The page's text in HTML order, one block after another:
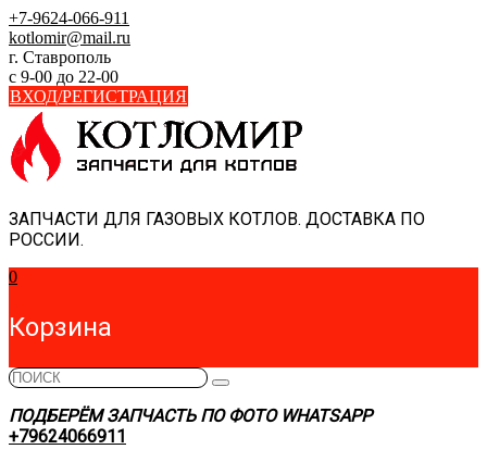
Skip
to
content
+7-9624-066-911
kotlomir@mail.ru
г. Ставрополь
с 9-00 до 22-00
ВХОД/РЕГИСТРАЦИЯ
ЗАПЧАСТИ ДЛЯ ГАЗОВЫХ КОТЛОВ. ДОСТАВКА ПО
РОССИИ.
0
Корзина
ПОДБЕРЁМ ЗАПЧАСТЬ ПО ФОТО WHATSAPP
+79624066911